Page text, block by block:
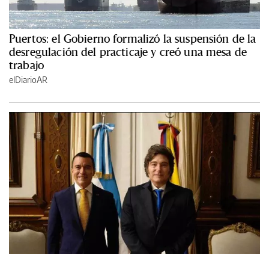
Puertos: el Gobierno formalizó la suspensión de la
desregulación del practicaje y creó una mesa de
trabajo
elDiarioAR